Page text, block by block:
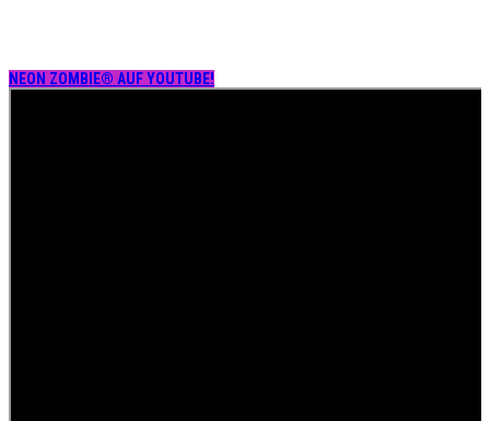
NEON ZOMBIE® AUF YOUTUBE!